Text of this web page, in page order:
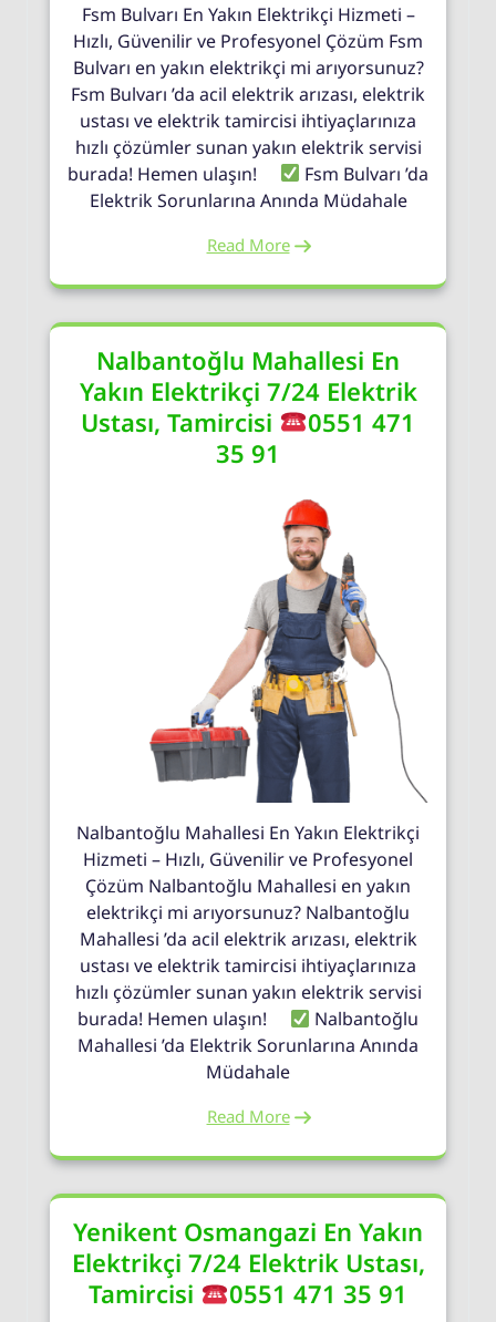
Fsm Bulvarı En Yakın Elektrikçi Hizmeti –
Hızlı, Güvenilir ve Profesyonel Çözüm Fsm
Bulvarı en yakın elektrikçi mi arıyorsunuz?
Fsm Bulvarı ’da acil elektrik arızası, elektrik
ustası ve elektrik tamircisi ihtiyaçlarınıza
hızlı çözümler sunan yakın elektrik servisi
burada! Hemen ulaşın!
Fsm Bulvarı ’da
Elektrik Sorunlarına Anında Müdahale
Read More
Nalbantoğlu Mahallesi En
Yakın Elektrikçi 7/24 Elektrik
Ustası, Tamircisi
0551 471
35 91
Nalbantoğlu Mahallesi En Yakın Elektrikçi
Hizmeti – Hızlı, Güvenilir ve Profesyonel
Çözüm Nalbantoğlu Mahallesi en yakın
elektrikçi mi arıyorsunuz? Nalbantoğlu
Mahallesi ’da acil elektrik arızası, elektrik
ustası ve elektrik tamircisi ihtiyaçlarınıza
hızlı çözümler sunan yakın elektrik servisi
burada! Hemen ulaşın!
Nalbantoğlu
Mahallesi ’da Elektrik Sorunlarına Anında
Müdahale
Read More
Yenikent Osmangazi En Yakın
Elektrikçi 7/24 Elektrik Ustası,
Tamircisi
0551 471 35 91